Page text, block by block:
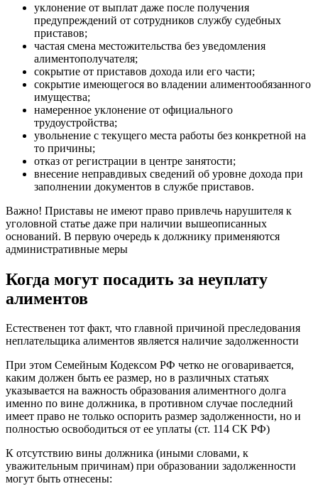
уклонение от выплат даже после получения
предупреждений от сотрудников службу судебных
приставов;
частая смена местожительства без уведомления
алиментополучателя;
сокрытие от приставов дохода или его части;
сокрытие имеющегося во владении алиментообязанного
имущества;
намеренное уклонение от официального
трудоустройства;
увольнение с текущего места работы без конкретной на
то причины;
отказ от регистрации в центре занятости;
внесение неправдивых сведений об уровне дохода при
заполнении документов в службе приставов.
Важно! Приставы не имеют право привлечь нарушителя к
уголовной статье даже при наличии вышеописанных
оснований. В первую очередь к должнику применяются
административные меры
Когда могут посадить за неуплату
алиментов
Естественен тот факт, что главной причиной преследования
неплательщика алиментов является наличие задолженности
При этом Семейным Кодексом РФ четко не оговаривается,
каким должен быть ее размер, но в различных статьях
указывается на важность образования алиментного долга
именно по вине должника, в противном случае последний
имеет право не только оспорить размер задолженности, но и
полностью освободиться от ее уплаты (ст. 114 СК РФ)
К отсутствию вины должника (иными словами, к
уважительным причинам) при образовании задолженности
могут быть отнесены: